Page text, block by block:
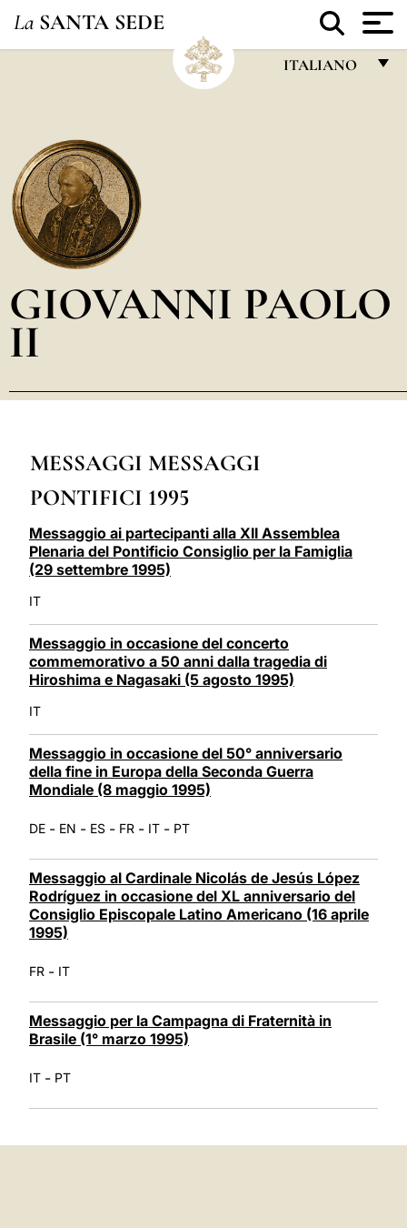
La SANTA SEDE
ITALIANO
POLSKI
GIOVANNI PAOLO
II
MESSAGGI MESSAGGI
PONTIFICI 1995
Messaggio ai partecipanti alla XII Assemblea
Plenaria del Pontificio Consiglio per la Famiglia
(29 settembre 1995)
IT
Messaggio in occasione del concerto
commemorativo a 50 anni dalla tragedia di
Hiroshima e Nagasaki (5 agosto 1995)
IT
Messaggio in occasione del 50° anniversario
della fine in Europa della Seconda Guerra
Mondiale (8 maggio 1995)
DE - EN - ES - FR - IT - PT
Messaggio al Cardinale Nicolás de Jesús López
Rodríguez in occasione del XL anniversario del
Consiglio Episcopale Latino Americano (16 aprile
1995)
FR - IT
Messaggio per la Campagna di Fraternità in
Brasile (1° marzo 1995)
IT - PT